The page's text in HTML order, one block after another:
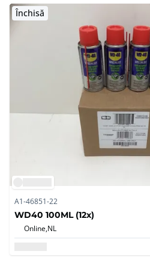
Închisă
A1-46851-22
WD40 100ML (12x)
Online,NL